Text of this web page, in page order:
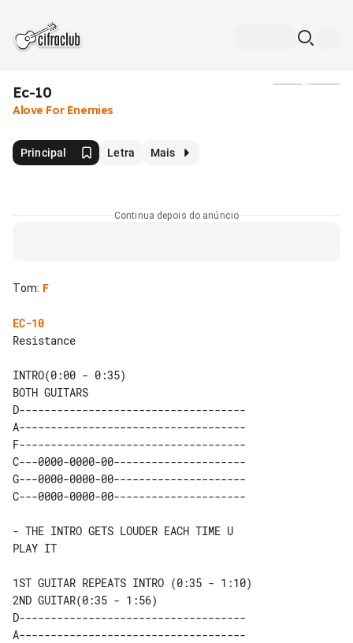
Ec-10
Alove For Enemies
Principal Letra Mais
Continua depois do anúncio
Tom: F
EC-10
Resistance
INTRO(0:00 - 0:35)
D------------------------------------
A------------------------------------
F------------------------------------
C---0000-0000-00---------------------
G---0000-0000-00---------------------
- THE INTRO GETS LOUDER EACH TIME U
PLAY IT
2ND GUITAR(0:35 - 1:56)
D------------------------------------
A------------------------------------